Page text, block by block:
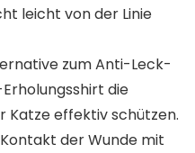
leicht von der Linie
zum Anti-Leck-
die
Katze effektiv schützen.
der Wunde mit